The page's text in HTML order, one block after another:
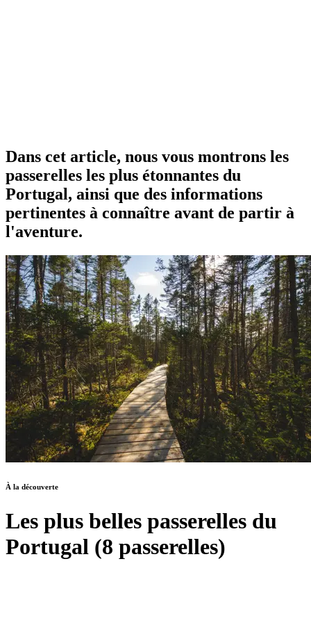
Dans cet article, nous vous montrons les
passerelles les plus étonnantes du
Portugal, ainsi que des informations
pertinentes à connaître avant de partir à
l'aventure.
À la découverte
Les plus belles passerelles du
Portugal (8 passerelles)